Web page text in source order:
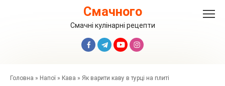
Смачного
Смачні кулінарні рецепти
Головна » Напої» Кава » Як варити каву в турці на плиті